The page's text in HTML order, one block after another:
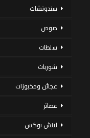
سندوتشات
صوص
سلطات
شوربات
عجائن ومخبوزات
عصائر
لانش بوكس